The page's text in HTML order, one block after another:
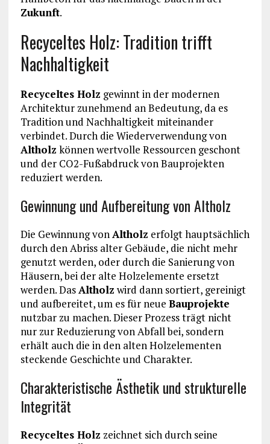
Zukunft.
Recyceltes Holz: Tradition trifft
Nachhaltigkeit
Recyceltes Holz gewinnt in der modernen
Architektur zunehmend an Bedeutung, da es
Tradition und Nachhaltigkeit miteinander
verbindet. Durch die Wiederverwendung von
Altholz können wertvolle Ressourcen geschont
und der CO2-Fußabdruck von Bauprojekten
reduziert werden.
Gewinnung und Aufbereitung von Altholz
Die Gewinnung vonAltholz erfolgt hauptsächlich
durch den Abriss alter Gebäude, die nicht mehr
genutzt werden, oder durch die Sanierung von
Häusern, bei der alte Holzelemente ersetzt
werden. DasAltholz wird dann sortiert, gereinigt
und aufbereitet, um es für neue Bauprojekte
nutzbar zu machen. Dieser Prozess trägt nicht
nur zur Reduzierung von Abfall bei, sondern
erhält auch die in den alten Holzelementen
steckende Geschichte und Charakter.
Charakteristische Ästhetik und strukturelle
Integrität
Recyceltes Holz zeichnet sich durch seine